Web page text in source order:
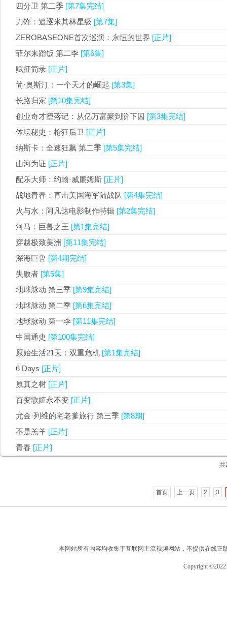
四分卫 第二季 [第7集完结]
刀锋：追逐米其林星级 [第7集]
ZEROBASEONE首次巡演：永恒的世界 [正片]
菲尔来蹭饭 第二季 [第6集]
赋征简录 [正片]
简·奥斯汀：一个天才的崛起 [第3集]
长路归家 [第10集完结]
创业奇才堕落记：从亿万富豪到阶下囚 [第3集完结]
体坛秘史：枪狂后卫 [正片]
纳斯卡：全速狂飙 第二季 [第5集完结]
山河为证 [正片]
配乐大师：约翰·威廉姆斯 [正片]
战地青春：直击美国海军陆战队 [第4集完结]
火与水：阿凡达电影制作特辑 [第2集完结]
河马：巨兽之王 [第1集完结]
穿越极致美洲 [第11集完结]
深海巨兽 [第4期完结]
失败者 [第5集]
地球脉动 第三季 [第9集完结]
地球脉动 第二季 [第6集完结]
地球脉动 第一季 [第11集完结]
中国通史 [第100集完结]
原始生活21天：双重危机 [第1集完结]
6 Days [正片]
原真之树 [正片]
百变歌姬永不变 [正片]
尤金·列维的宅老爹旅行 第三季 [第8期]
不是羔羊 [正片]
青春 [正片]
共
首页 上一页 2 3
本网站所有内容均收集于互联网主流视频网站，不提供在线
Copyright